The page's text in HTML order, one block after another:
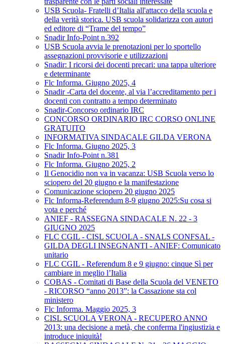
USB Scuola- Fratelli d’Italia all'attacco della scuola e
della verità storica. USB scuola solidarizza con autori
ed editore di “Trame del tempo”
Snadir Info-Point n.392
USB Scuola avvia le prenotazioni per lo sportello
assegnazioni provvisorie e utilizzazioni
Snadir: I ricorsi dei docenti precari: una tappa ulteriore
e determinante
Flc Informa. Giugno 2025, 4
Snadir -Carta del docente, al via l’accreditamento per i
docenti con contratto a tempo determinato
Snadir-Concorso ordinario IRC
CONCORSO ORDINARIO IRC CORSO ONLINE
GRATUITO
INFORMATIVA SINDACALE GILDA VERONA
Flc Informa. Giugno 2025, 3
Snadir Info-Point n.381
Flc Informa. Giugno 2025, 2
Il Genocidio non va in vacanza: USB Scuola verso lo
sciopero del 20 giugno e la manifestazione
Comunicazione sciopero 20 giugno 2025
Flc Informa-Referendum 8-9 giugno 2025:Su cosa si
vota e perché
ANIEF - RASSEGNA SINDACALE N. 22 - 3
GIUGNO 2025
FLC CGIL - CISL SCUOLA - SNALS CONFSAL -
GILDA DEGLI INSEGNANTI - ANIEF: Comunicato
unitario
FLC CGIL - Referendum 8 e 9 giugno: cinque Sì per
cambiare in meglio l’Italia
COBAS - Comitati di Base della Scuola del VENETO
- RICORSO “anno 2013”: la Cassazione sta col
ministero
Flc Informa. Maggio 2025, 3
CISL SCUOLA VERONA - RECUPERO ANNO
2013: una decisione a metà, che conferma l'ingiustizia e
introduce iniquità!